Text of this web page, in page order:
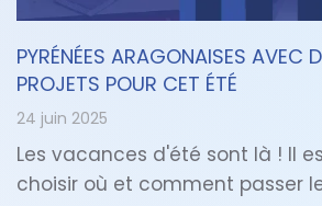
PYRÉNÉES ARAGONAISES AVEC
PROJETS POUR CET ÉTÉ
24 juin 2025
Les vacances d'été sont là ! Il
choisir où et comment passer